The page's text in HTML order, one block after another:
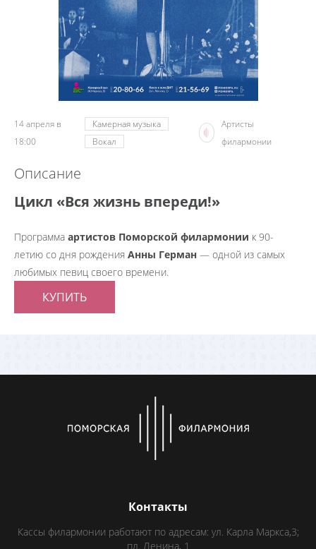
14 апреля в
18:00
Камерная музыка
Вокал
Артисты
филармонии
Описание
Цикл «Вся жизнь впереди!»
Программа артистов Поморской филармонии к 90-
летию со дня рождения Анны Герман — одной из самых
любимых певиц своего времени.
КУПИТЬ
Контакты
Кассы филармонии работают по адресам: ул. Карла Маркса,3;
пл. Ленина, 1